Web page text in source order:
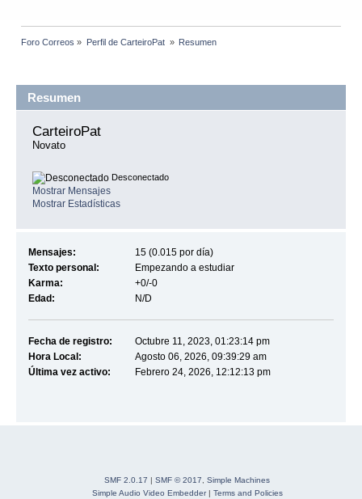
Foro Correos » Perfil de CarteiroPat » Resumen
Resumen
CarteiroPat
Novato
Desconectado
Mostrar Mensajes
Mostrar Estadísticas
Mensajes:
15 (0.015 por día)
Texto personal:
Empezando a estudiar
Karma:
+0/-0
Edad:
N/D
Fecha de registro:
Octubre 11, 2023, 01:23:14 pm
Hora Local:
Agosto 06, 2026, 09:39:29 am
Última vez activo:
Febrero 24, 2026, 12:12:13 pm
SMF 2.0.17 | SMF © 2017
Simple Machines
Simple Audio Video Embedder| Terms and Policies